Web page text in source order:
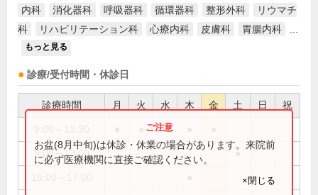
内科 消化器科 呼吸器科 循環器科 整形外科
リウマチ
科
リハビリテーション科 心療内科 皮膚科 胃腸内科
もっと見る
診療/受付時間・休診日
診療時間 月 火 水 木 金 土 日 祝
●
9:00～13:00 ●
お盆(8月中旬)は休診・休業の場合があります。来院前
に必ず医療機関に直接ご確認ください。
×閉じる